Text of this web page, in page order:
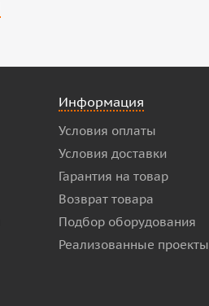
Информация
Условия оплаты
Условия доставки
Гарантия на товар
Возврат товара
Подбор оборудования
Реализованные проекты